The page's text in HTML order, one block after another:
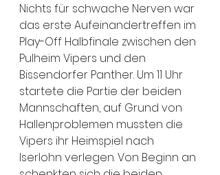
Nichts für schwache Nerven war
das erste Aufeinandertreffen im
Play-Off Halbfinale zwischen den
Pulheim Vipers und den
Bissendorfer Panther. Um 11 Uhr
startete die Partie der beiden
Mannschaften, auf Grund von
Hallenproblemen mussten die
Vipers ihr Heimspiel nach
Iserlohn verlegen. Von Beginn an